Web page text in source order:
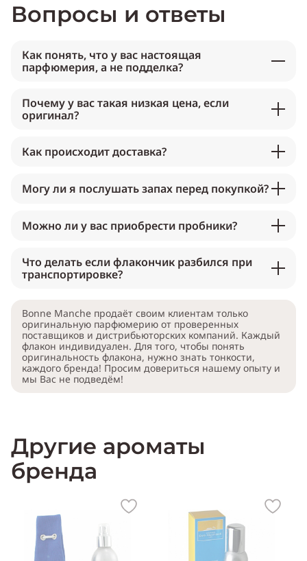
Вопросы и ответы
Как понять, что у вас настоящая
парфюмерия, а не подделка?
Почему у вас такая низкая цена, если
оригинал?
Как происходит доставка?
Могу ли я послушать запах перед покупкой?
Можно ли у вас приобрести пробники?
Что делать если флакончик разбился при
транспортировке?
Bonne Manche продаёт своим клиентам только
оригинальную парфюмерию от проверенных
поставщиков и дистрибьюторских компаний. Каждый
флакон индивидуален. Для того, чтобы понять
оригинальность флакона, нужно знать тонкости,
каждого бренда! Просим довериться нашему опыту и
мы Вас не подведём!
Другие ароматы
бренда